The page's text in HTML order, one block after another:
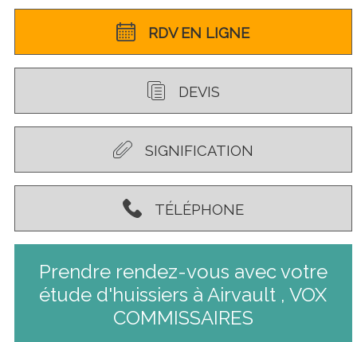
RDV EN LIGNE
DEVIS
SIGNIFICATION
TÉLÉPHONE
Prendre rendez-vous avec votre
étude d'huissiers à Airvault , VOX
COMMISSAIRES